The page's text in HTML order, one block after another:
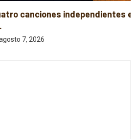
entre folk, rock